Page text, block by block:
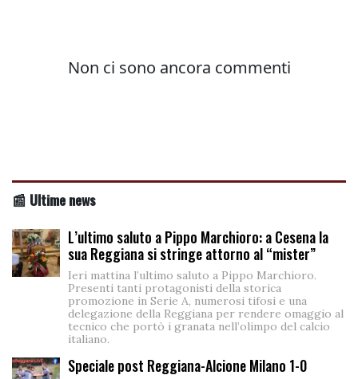
📰 Ultime news
L’ultimo saluto a Pippo Marchioro: a Cesena la
sua Reggiana si stringe attorno al “mister”
Ieri mattina l’ultimo saluto a Pippo Marchioro.
Presenti tanti protagonisti della storica
promozione in Serie A, numerosi tifosi e una
delegazione della Reggiana per rendere omaggio al
tecnico che portò i granata nell’olimpo del calcio
italiano.
Speciale post Reggiana-Alcione Milano 1-0